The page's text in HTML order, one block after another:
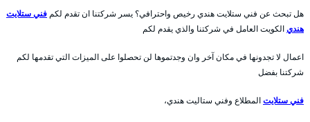
هل تبحث عن فني ستلايت هندي رخيص واحترافي؟ يسر شركتنا ان تقدم لكم فني ستلايت
هنديالكويت العامل في شركتنا والذي يقدم لكم
اعمال لا تجدونها في مكان آخر وان وجدتموها لن تحصلوا على الميزات التي تقدمها لكم
شركتنا بفضل
فني ستلايتالمطلاع وفني ستاليت هندي،